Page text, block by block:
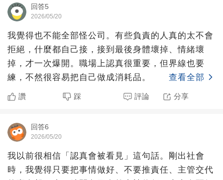
回答5
2026/05/20
我覺得也不能全部怪公司。有些負責的人真的太不會
拒絕，什麼都自己接，接到最後身體壞掉、情緒壞
掉，才一次爆開。職場上認真很重要，但界線也要
練，不然很容易把自己做成消耗品。
查看全部
讚 踩 評論 分享
回答6
2026/05/20
我以前很相信「認真會被看見」這句話。剛出社會
時，我覺得只要把事情做好、不要推責任、主管交代